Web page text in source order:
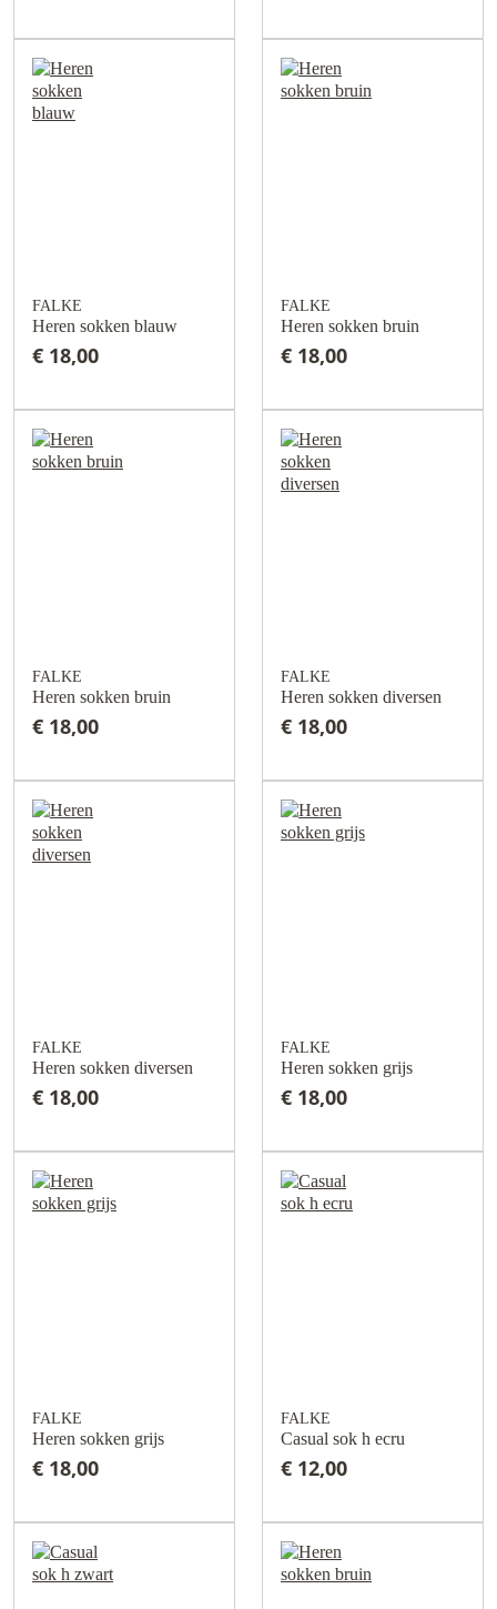
FALKE
Heren sokken blauw
€ 18,00
FALKE
Heren sokken bruin
€ 18,00
FALKE
Heren sokken bruin
€ 18,00
FALKE
Heren sokken diversen
€ 18,00
FALKE
Heren sokken diversen
€ 18,00
FALKE
Heren sokken grijs
€ 18,00
FALKE
Heren sokken grijs
€ 18,00
FALKE
Casual sok h ecru
€ 12,00